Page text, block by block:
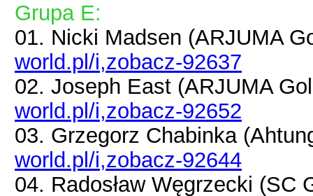
Grupa E:
01. Nicki Madsen (ARJUMA
world.pl/i,zobacz-92637
02. Joseph East (ARJUMA
world.pl/i,zobacz-92652
03. Grzegorz Chabinka
world.pl/i,zobacz-92644
04. Radosław Węgrzecki (SC